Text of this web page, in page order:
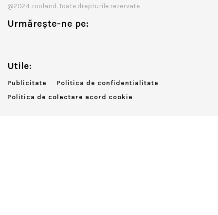
@2024 zooland. Toate drepturile rezervate
Urmărește-ne pe:
Utile:
Publicitate
Politica de confidentialitate
Politica de colectare acord cookie